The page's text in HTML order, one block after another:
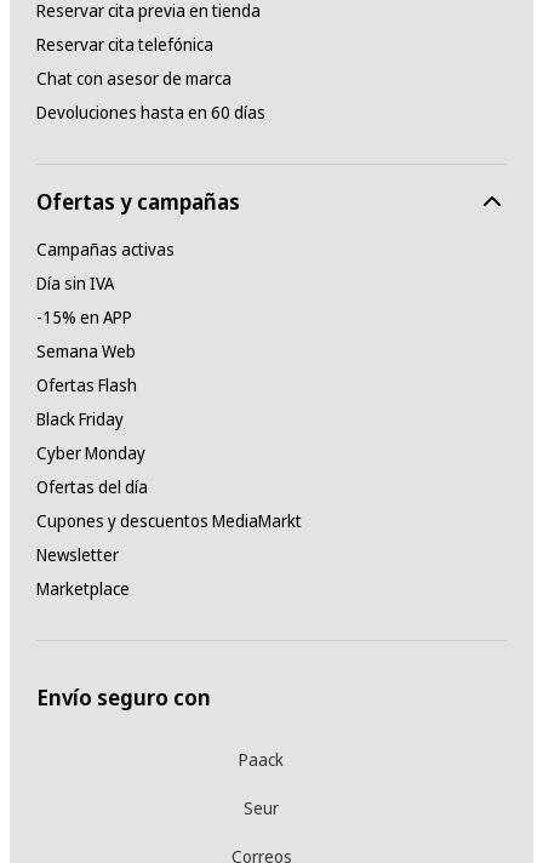
Reservar cita previa en tienda
Reservar cita telefónica
Chat con asesor de marca
Devoluciones hasta en 60 días
Ofertas y campañas
Campañas activas
Día sin IVA
-15% en APP
Semana Web
Ofertas Flash
Black Friday
Cyber Monday
Ofertas del día
Cupones y descuentos MediaMarkt
Newsletter
Marketplace
Envío seguro con
Paack
Seur
Correos